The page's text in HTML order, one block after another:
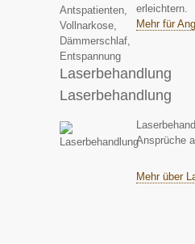
erleichtern.
Mehr für
Laserbehandlung
Laserbehandlung
Ansprüche
Mehr über